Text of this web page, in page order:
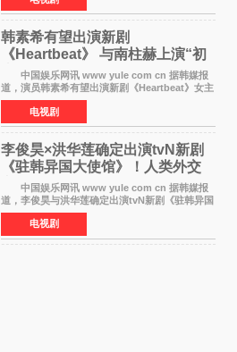
街道上，丁
韩素希有望出演新剧
《Heartbeat》 与南柱赫上演“初
恋归来”奇幻罗曼史
中国娱乐网讯 www yule com cn 据韩媒报
道，演员韩素希有望出演新剧《Heartbeat》女主
角，与南柱赫合作，引发高度关注。 韩素希
在剧中饰演能够看到过去的女人洪莎朗一角，因
初恋的意外
电视剧
李俊昊×洪华莲确定出演tvN新剧
《驻韩异国大使馆》！人类外交
官与“龙”大使的奇幻
中国娱乐网讯 www yule com cn 据韩媒报
道，李俊昊与洪华莲确定出演tvN新剧《驻韩异国
大使馆》，分别担任男女主角，引发期待。
该剧讲述了一位因管理驻韩异国大使馆（负责管
理居住在大韩
电视剧